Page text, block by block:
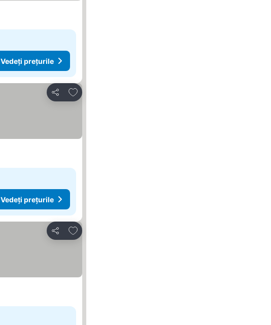
Vedeți prețurile
Distribuiți
Adăugaţi la favorite
Vedeți prețurile
Distribuiți
Adăugaţi la favorite